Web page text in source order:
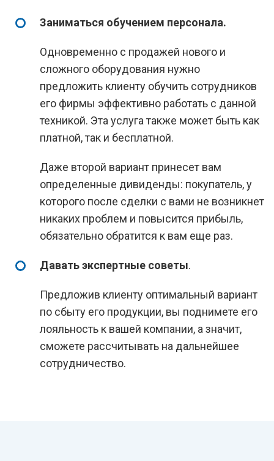
Заниматься обучением персонала.
Одновременно с продажей нового и
сложного оборудования нужно
предложить клиенту обучить сотрудников
его фирмы эффективно работать с данной
техникой. Эта услуга также может быть как
платной, так и бесплатной.
Даже второй вариант принесет вам
определенные дивиденды: покупатель, у
которого после сделки с вами не возникнет
никаких проблем и повысится прибыль,
обязательно обратится к вам еще раз.
Давать экспертные советы.
Предложив клиенту оптимальный вариант
по сбыту его продукции, вы поднимете его
лояльность к вашей компании, а значит,
сможете рассчитывать на дальнейшее
сотрудничество.